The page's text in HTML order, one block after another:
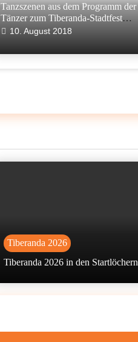
Tanzszenen aus dem Programm der
Tänzer zum Tiberanda-Stadtfest
vom 04. August 2018
10. August 2018
Tiberanda 2026
Tiberanda 2026 in den Startlöchern